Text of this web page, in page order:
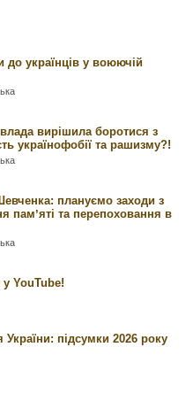
українців у воюючій
вирішила боротися з
українофобії та рашизму?!
плануємо заходи з
памʼяті та перепоховання в
у YouTube!
підсумки 2026 року